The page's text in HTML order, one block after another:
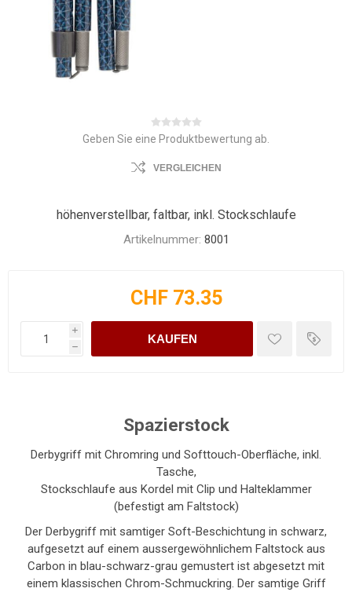
Geben Sie eine Produktbewertung ab.
VERGLEICHEN
höhenverstellbar, faltbar, inkl. Stockschlaufe
Artikelnummer: 8001
CHF 73.35
i
h
KAUFEN
Spazierstock
Derbygriff mit Chromring und Softtouch-Oberfläche, inkl.
Tasche,
Stockschlaufe aus Kordel mit Clip und Halteklammer
(befestigt am Faltstock)
Der Derbygriff mit samtiger Soft-Beschichtung in schwarz,
aufgesetzt auf einem aussergewöhnlichem Faltstock aus
Carbon in blau-schwarz-grau gemustert ist abgesetzt mit
einem klassischen Chrom-Schmuckring. Der samtige Griff